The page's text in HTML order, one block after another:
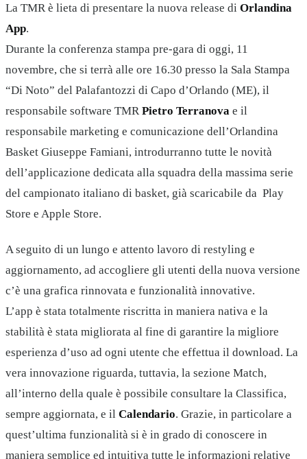
La TMR è lieta di presentare la nuova release di Orlandina
App.
Durante la conferenza stampa pre-gara di oggi, 11
novembre, che si terrà alle ore 16.30 presso la Sala Stampa
“Di Noto” del Palafantozzi di Capo d’Orlando (ME), il
responsabile software TMRPietro Terranova e il
responsabile marketing e comunicazione dell’Orlandina
Basket Giuseppe Famiani, introdurranno tutte le novità
dell’applicazione dedicata alla squadra della massima serie
del campionato italiano di basket, già scaricabile da Play
Store e Apple Store.
A seguito di un lungo e attento lavoro di restyling e
aggiornamento, ad accogliere gli utenti della nuova versione
c’è una grafica rinnovata e funzionalità innovative.
L’app è stata totalmente riscritta in maniera nativa e la
stabilità è stata migliorata al fine di garantire la migliore
esperienza d’uso ad ogni utente che effettua il download. La
vera innovazione riguarda, tuttavia, la sezione Match,
all’interno della quale è possibile consultare la Classifica,
sempre aggiornata, e il Calendario. Grazie, in particolare a
quest’ultima funzionalità si è in grado di conoscere in
maniera semplice ed intuitiva tutte le informazioni relative